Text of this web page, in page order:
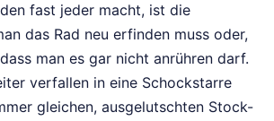
fast jeder macht, ist die
das Rad neu erfinden muss oder,
man es gar nicht anrühren darf.
verfallen in eine Schockstarre
gleichen, ausgelutschten Stock-